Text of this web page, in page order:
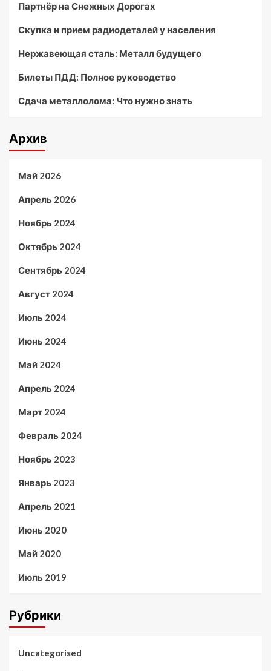
Партнёр на Снежных Дорогах
Скупка и прием радиодеталей у населения
Нержавеющая сталь: Металл будущего
Билеты ПДД: Полное руководство
Сдача металлолома: Что нужно знать
Архив
Май 2026
Апрель 2026
Ноябрь 2024
Октябрь 2024
Сентябрь 2024
Август 2024
Июль 2024
Июнь 2024
Май 2024
Апрель 2024
Март 2024
Февраль 2024
Ноябрь 2023
Январь 2023
Апрель 2021
Июнь 2020
Май 2020
Июль 2019
Рубрики
Uncategorised